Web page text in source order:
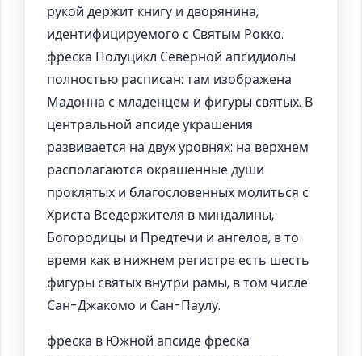
рукой держит книгу и дворянина,
идентифицируемого с Святым Рокко.
фреска Полуцикл Северной апсидиолы
полностью расписан: там изображена
Мадонна с младенцем и фигуры святых. В
центральной апсиде украшения
развивается на двух уровнях: на верхнем
располагаются окрашенные души
проклятых и благословенных молиться с
Христа Вседержителя в миндалины,
Богородицы и Предтечи и ангелов, в то
время как в нижнем регистре есть шесть
фигуры святых внутри рамы, в том числе
Сан-Джакомо и Сан-Паулу.
фреска в Южной апсиде фреска